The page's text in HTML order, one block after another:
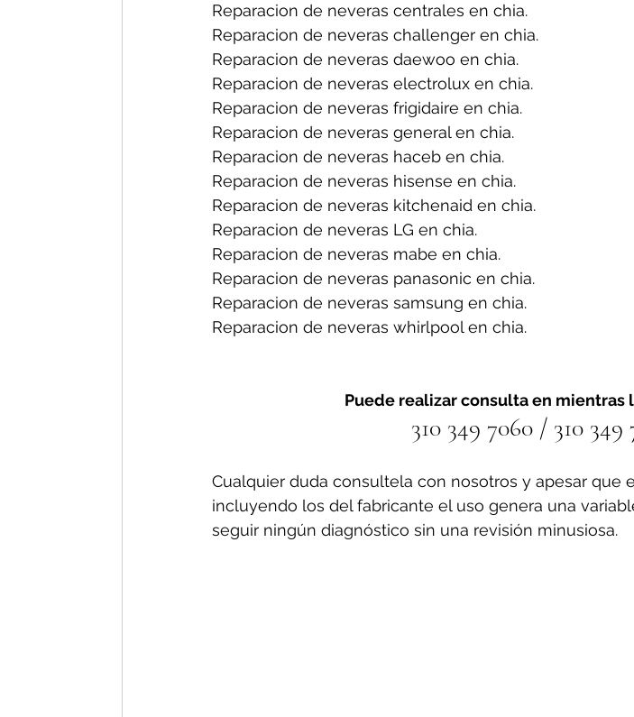
Reparacion de neveras centrales en chia.
Reparacion de neveras challenger en chia.
Reparacion de neveras daewoo en chia.
Reparacion de neveras electrolux en chia.
Reparacion de neveras frigidaire en chia.
Reparacion de neveras general en chia.
Reparacion de neveras haceb en chia.
Reparacion de neveras hisense en chia.
Reparacion de neveras kitchenaid en chia.
Reparacion de neveras LG en chia.
Reparacion de neveras mabe en chia.
Reparacion de neveras panasonic en chia.
Reparacion de neveras samsung en chia.
Reparacion de neveras whirlpool en chia.
Puede realizar consulta en mientras
310 349 7060 / 310 349
Cualquier duda consultela con nosotros y apesar que
incluyendo los del fabricante el uso genera una
seguir ningún diagnóstico sin una revisión minusiosa.